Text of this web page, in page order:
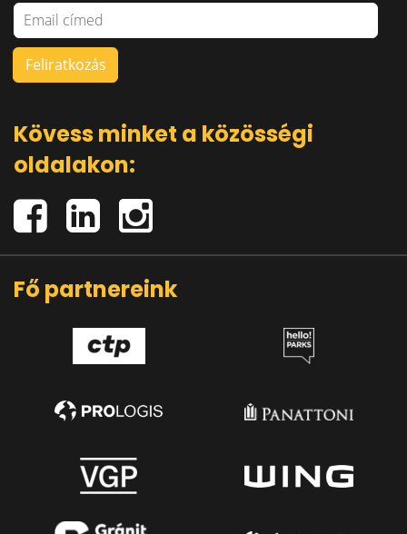
Kövess minket a közösségi
oldalakon:
Fő partnereink